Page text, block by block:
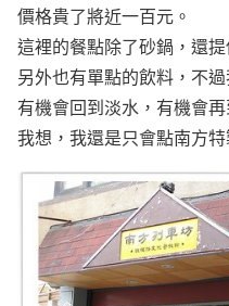
價格貴了將近一百元。
這裡的餐點除了砂鍋，還
另外也有單點的飲料，不
有機會回到淡水，有機會再
我想，我還是只會點南方特